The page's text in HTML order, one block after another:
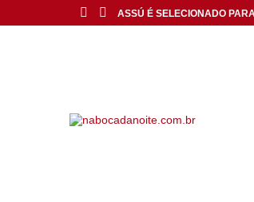
ASSÚ É SELECIONADO